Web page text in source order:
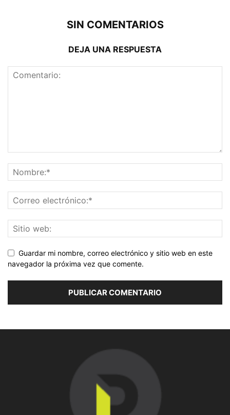
SIN COMENTARIOS
DEJA UNA RESPUESTA
Guardar mi nombre, correo electrónico y sitio web en este
navegador la próxima vez que comente.